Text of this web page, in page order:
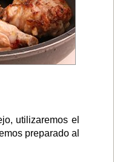
utilizaremos el
preparado al